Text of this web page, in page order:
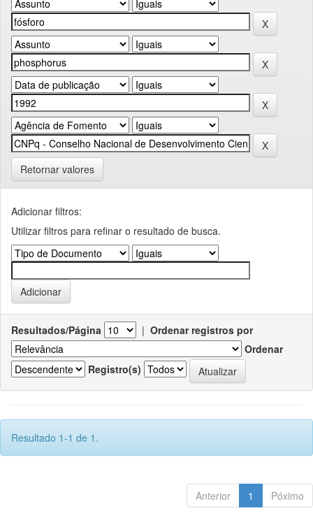
Retornar valores
Adicionar filtros:
Utilizar filtros para refinar o resultado de busca.
Resultados/Página | Ordenar registros por
Ordenar
Registro(s)
Resultado 1-1 de 1.
Anterior 1 Póximo